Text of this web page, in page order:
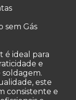
sem Gás
é ideal para
e
este
consistente e